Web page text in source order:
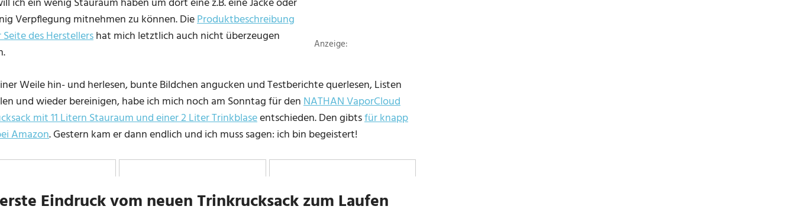
Anzeige:
ich ein wenig Stauraum haben um dort eine z.B. eine Jacke oder
Verpflegung mitnehmen zu können. DieProduktbeschreibung
des Herstellershat mich letztlich auch nicht überzeugen
Weile hin- und herlesen, bunte Bildchen angucken und Testberichte querlesen, Listen
und wieder bereinigen, habe ich mich noch am Sonntag für denNATHAN VaporCloud
mit 11 Litern Stauraum und einer 2 Liter Trinkblaseentschieden. Den gibtsfür knapp
Amazon. Gestern kam er dann endlich und ich muss sagen: ich bin begeistert!
Eindruck vom neuen Trinkrucksack zum Laufen